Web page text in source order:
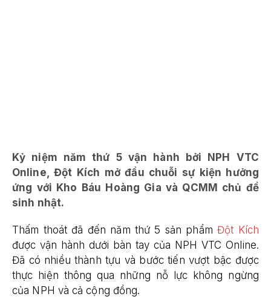
Kỷ niệm năm thứ 5 vận hành bởi NPH VTC
Online, Đột Kích mở đầu chuỗi sự kiện hưởng
ứng với Kho Báu Hoàng Gia và QCMM chủ đề
sinh nhật.
Thấm thoát đã đến năm thứ 5 sản phẩmĐột Kích
được vận hành dưới bàn tay của NPH VTC Online.
Đã có nhiều thành tựu và bước tiến vượt bậc được
thực hiện thông qua những nỗ lực không ngừng
của NPH và cả cộng đồng.